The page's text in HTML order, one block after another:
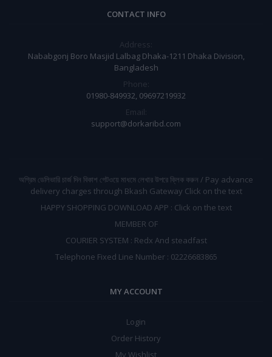
CONTACT INFO
Address:
Nababgonj Boro Masjid Lalbag Dhaka-1211 Dhaka Division,
Bangladesh
Phone:
01980-849932, 09697219932
Email:
support@dorkaribd.com
অগ্রিম ডেলিভারি চার্জ দিন বিকাশ গেটওয়ে মাধমে লেখার উপরে ক্লিক করুন / Pay advance
delivery charges through Bkash Gateway Click on the text
HAPPY SHOPPING DOWNLOAD APP : Click on the text
MEMBER OF
COURIER SYSTEM : Redx And steadfast
Telephone Fixed Line Number : 02226683865
MY ACCOUNT
Login
Order History